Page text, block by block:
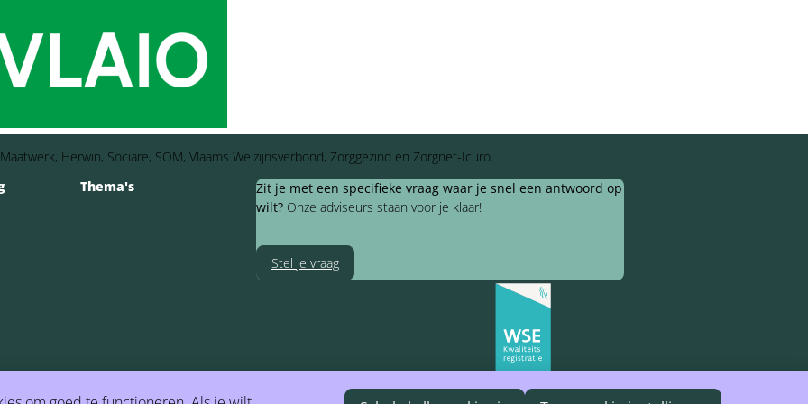
Herwin, Sociare, SOM, Vlaams Welzijnsverbond, Zorggezind en Zorgnet-Icuro.
Thema's
Zit je met een specifieke vraag waar je snel een antwoord op
wilt? Onze adviseurs staan voor je klaar!
Stel je vraag